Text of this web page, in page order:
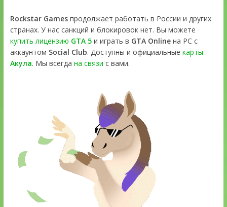
Rockstar Gamesпродолжает работать в России и других
странах. У нас санкций и блокировок нет. Вы можете
купить лицензию GTA 5и играть в GTA Onlineна PC с
аккаунтом Social Club. Доступны и официальные карты
Акула. Мы всегда на связи с вами.